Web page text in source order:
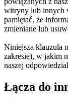
witryny lub innych
pamiętać, że
zmieniane lub
Niniejsza klauzula
zakresie), w jakim
naszej
Łącza do